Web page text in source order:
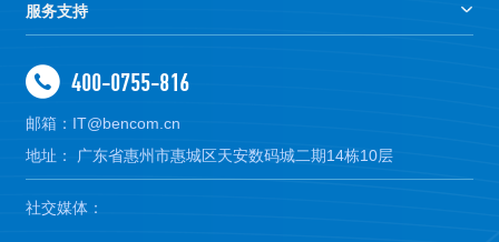
服务支持
400-0755-816
邮箱：IT@bencom.cn
地址： 广东省惠州市惠城区天安数码城二期14栋10层
社交媒体：